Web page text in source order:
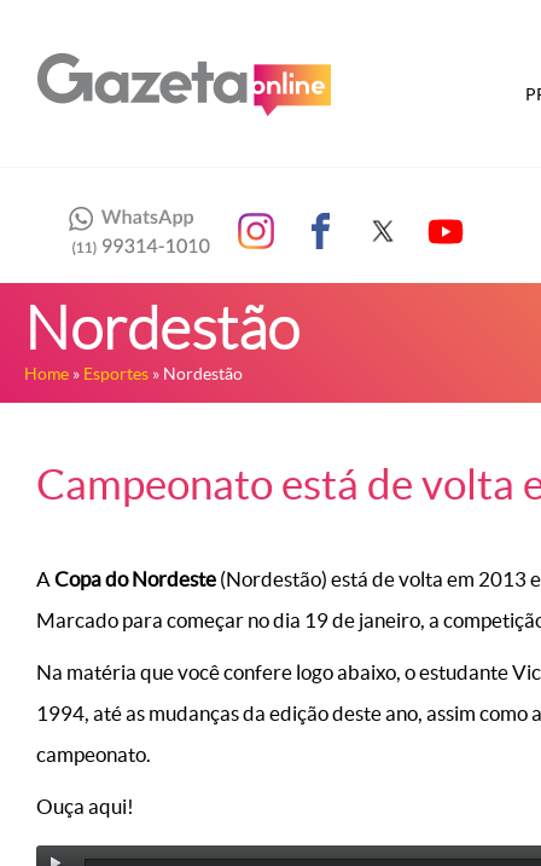
Nordestão
Home » Esportes » Nordestão
Campeonato está de volta
A Copa do Nordeste (Nordestão) está de volta em 2013
Marcado para começar no dia 19 de janeiro, a
Na matéria que você confere logo abaixo, o estudante
1994, até as mudanças da edição deste ano, assim
campeonato.
Ouça aqui!